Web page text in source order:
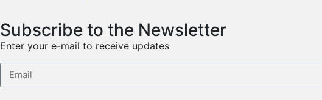
Subscribe to the Newsletter
Enter your e-mail to receive updates